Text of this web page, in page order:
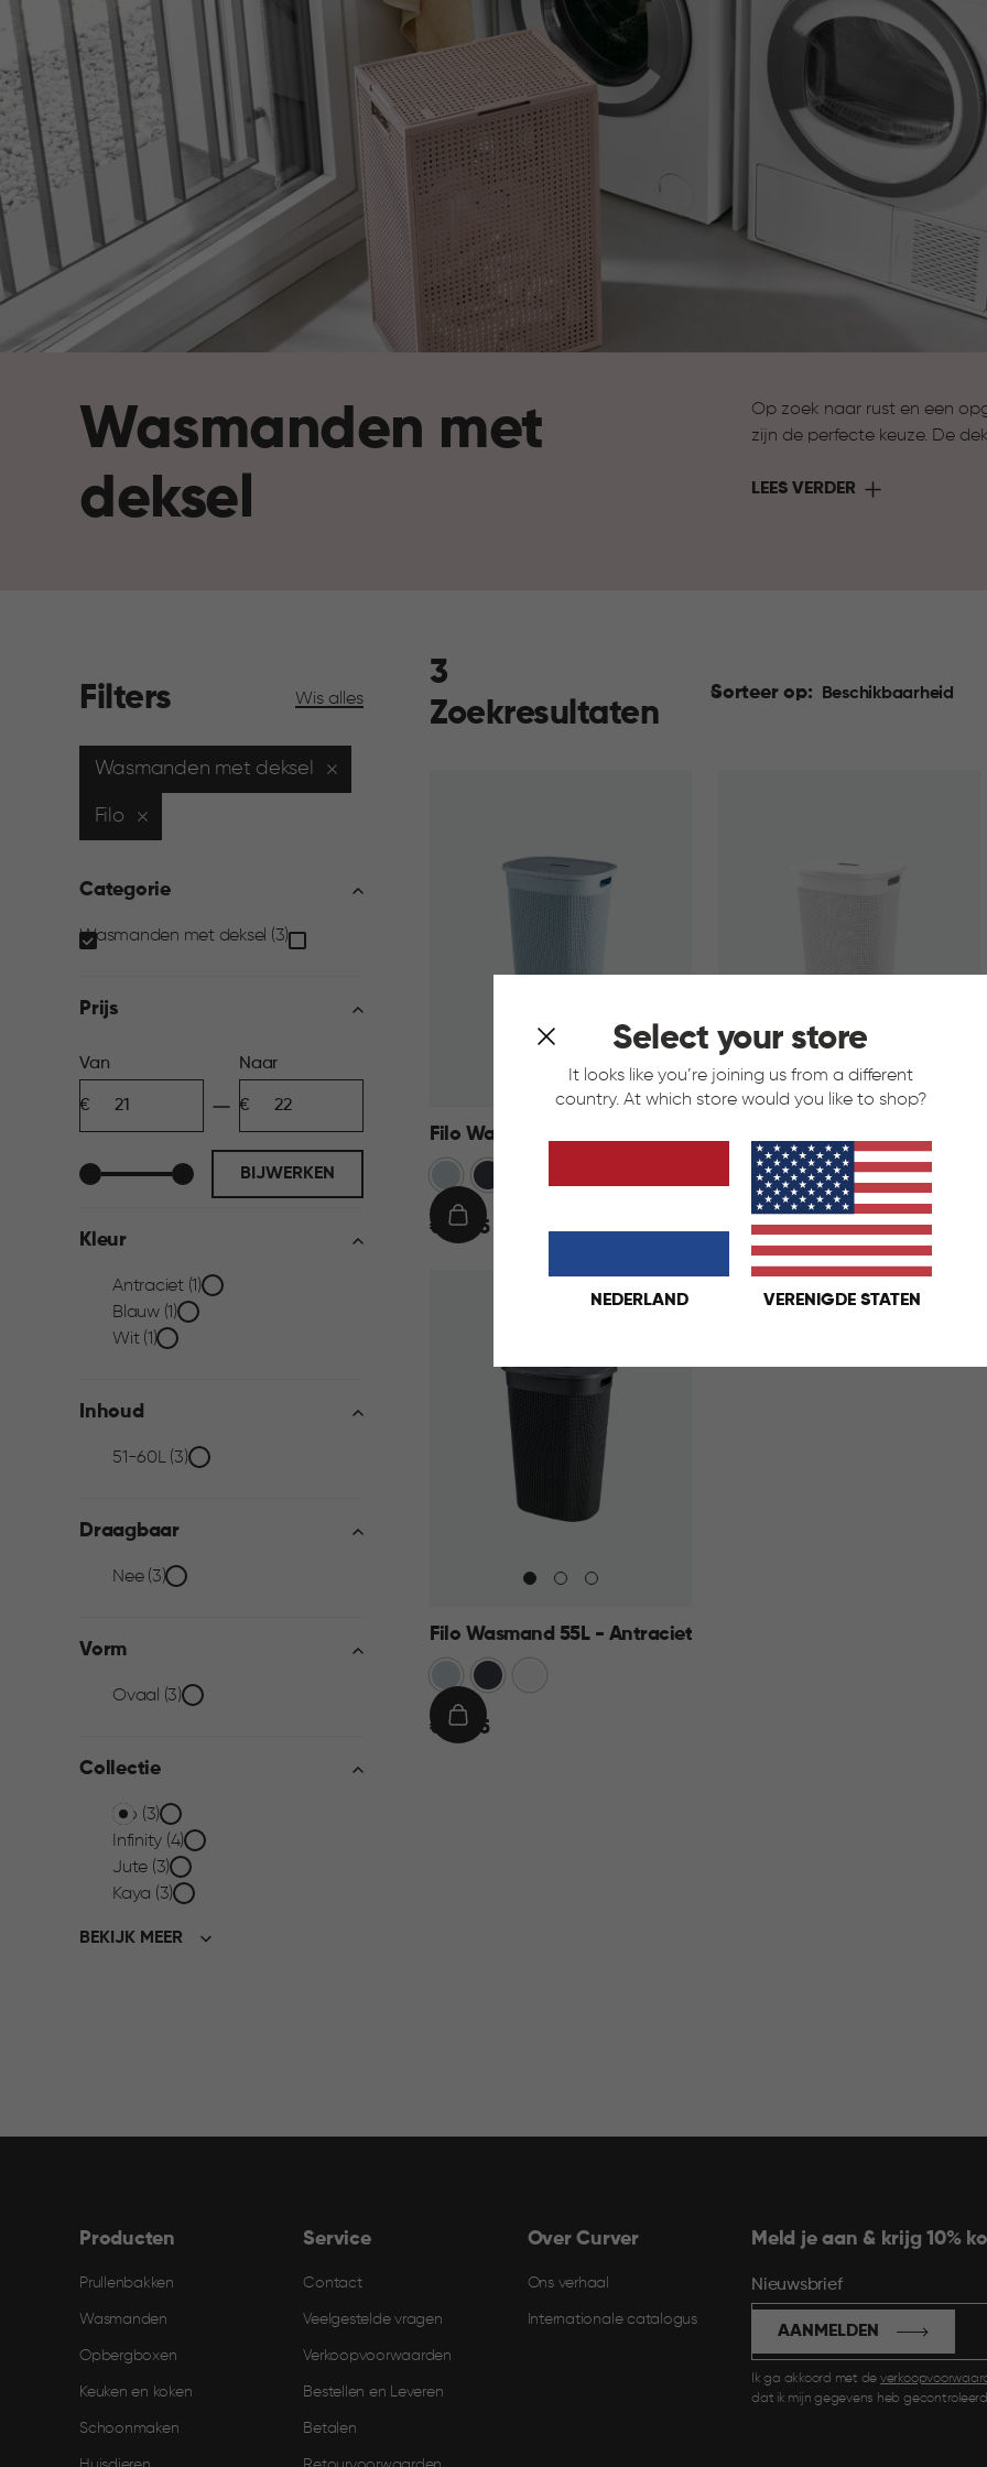
Select your store
It looks like you’re joining us from a different
country. At which store would you like to shop?
NEDERLAND VERENIGDE STATEN
Wasmanden met
deksel
Op zoek naar rust en een
zijn de perfecte keuze. De
Ideaal voor ruimtes waar je
LEES VERDER
Filters Wis alles
Wasmanden met deksel
Filo
Categorie
Categorie
filter
Wasmanden met deksel (3)
Prijs
Prijs
filter
Van
Naar
BIJWERKEN
Kleur
Kleur
filter
Antraciet (1)
Blauw (1)
Wit (1)
Inhoud
Inhoud
filter
51-60L (3)
Draagbaar
Draagbaar
filter
Nee (3)
Vorm
Vorm
filter
Ovaal (3)
Collectie
Collectie
filter
Filo (3)
Infinity (4)
Jute (3)
Kaya (3)
BEKIJK MEER
Sorteer op: Beschikbaarheid
3
Zoekresultaten
Filo Wasmand 55L - Blauw
BlauwAntraciet
€€ 21,95
IN
BlauwAntraciet
Wit
21,95
€ 21,95
IN
WINKELMAND
Filo Wasmand 55L - Antraciet
BlauwAntraciet
€€ 21,95
IN
Producten
Prullenbakken
Wasmanden
Opbergboxen
Keuken en koken
Schoonmaken
Service
Contact
Veelgestelde vragen
Verkoopvoorwaarden
Bestellen en Leveren​
Betalen
Over Curver
Ons verhaal
Internationale catalogus
Meld je aan & krijg 10%
Nieuwsbrief
Ik ga akkoord met de
dat ik mijn gegevens heb
AANMELDEN